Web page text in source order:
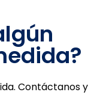
Contáctanos y